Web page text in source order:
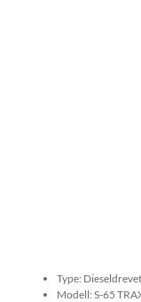
Type:
Modell: S-65